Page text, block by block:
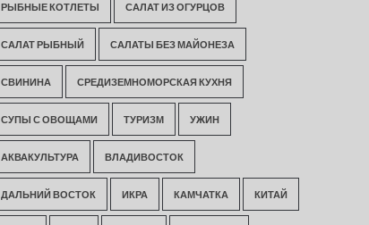
РЫБНЫЕ КОТЛЕТЫ САЛАТ ИЗ ОГУРЦОВ
САЛАТ РЫБНЫЙ САЛАТЫ БЕЗ МАЙОНЕЗА
СВИНИНА СРЕДИЗЕМНОМОРСКАЯ КУХНЯ
СУПЫ С ОВОЩАМИ ТУРИЗМ УЖИН
АКВАКУЛЬТУРА ВЛАДИВОСТОК
ДАЛЬНИЙ ВОСТОК ИКРА КАМЧАТКА КИТАЙ